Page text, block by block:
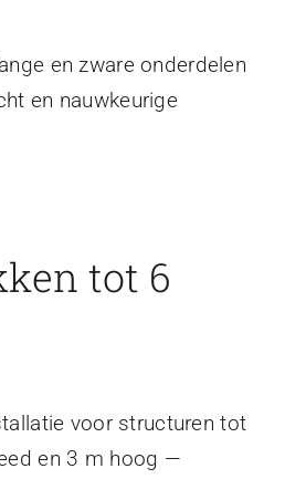
en zware onderdelen
en nauwkeurige
tot 6
voor structuren tot
en 3 m hoog —